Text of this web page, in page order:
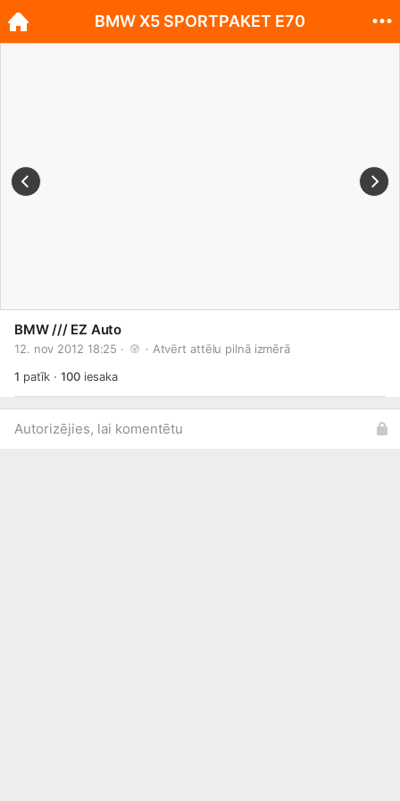
BMW /// EZ Auto
12. nov 2012 18:25 · · Atvērt attēlu pilnā izmērā
1 patīk ·100iesaka
Autorizējies, lai komentētu
BMW X5 SPORTPAKET E70